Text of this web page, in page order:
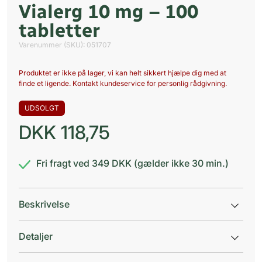
Vialerg 10 mg – 100
tabletter
Varenummer (SKU): 051707
Produktet er ikke på lager, vi kan helt sikkert hjælpe dig med at
finde et ligende. Kontakt kundeservice for personlig rådgivning.
UDSOLGT
DKK 118,75
Fri fragt ved 349 DKK (gælder ikke 30 min.)
Beskrivelse
Detaljer